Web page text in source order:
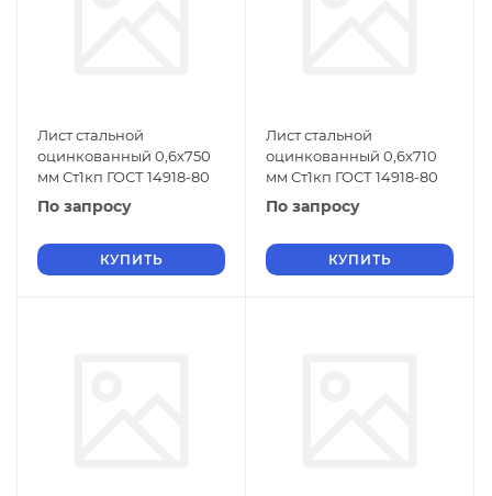
Лист стальной
оцинкованный 0,6х750
мм Ст1кп ГОСТ 14918-80
По запросу
КУПИТЬ
Лист стальной
оцинкованный 0,6х710
мм Ст1кп ГОСТ 14918-80
По запросу
КУПИТЬ